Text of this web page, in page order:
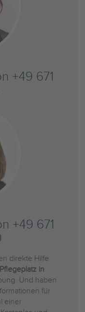
+49 671
+49 671
direkte Hilfe
in
Und haben
für
einer